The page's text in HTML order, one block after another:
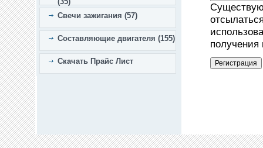
Свечи зажигания (57)
Составляющие двигателя (155)
Скачать Прайс Лист
получения